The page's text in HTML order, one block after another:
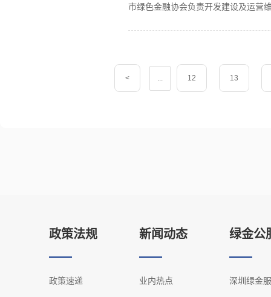
市绿色金融协会负责开发建设及运营
< ... 12 13
政策法规
政策速递
新闻动态
业内热点
绿金公
深圳绿金